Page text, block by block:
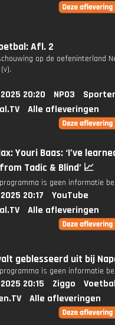
Afl. 2
op de oefeninterland
20:20 NPO3
Alle afleveringen
Youri Baas: ‘I’ve
Tadic & Blind’ 📈
is geen informatie
20:17
YouTube
Alle afleveringen
geblesseerd uit bij
is geen informatie
20:15 Ziggo
Alle afleveringen